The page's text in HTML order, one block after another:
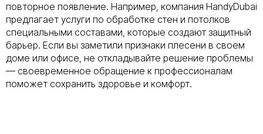
повторное появление. Например, компания HandyDubai
предлагает услуги по обработке стен и потолков
специальными составами, которые создают защитный
барьер. Если вы заметили признаки плесени в своем
доме или офисе, не откладывайте решение проблемы
— своевременное обращение к профессионалам
поможет сохранить здоровье и комфорт.